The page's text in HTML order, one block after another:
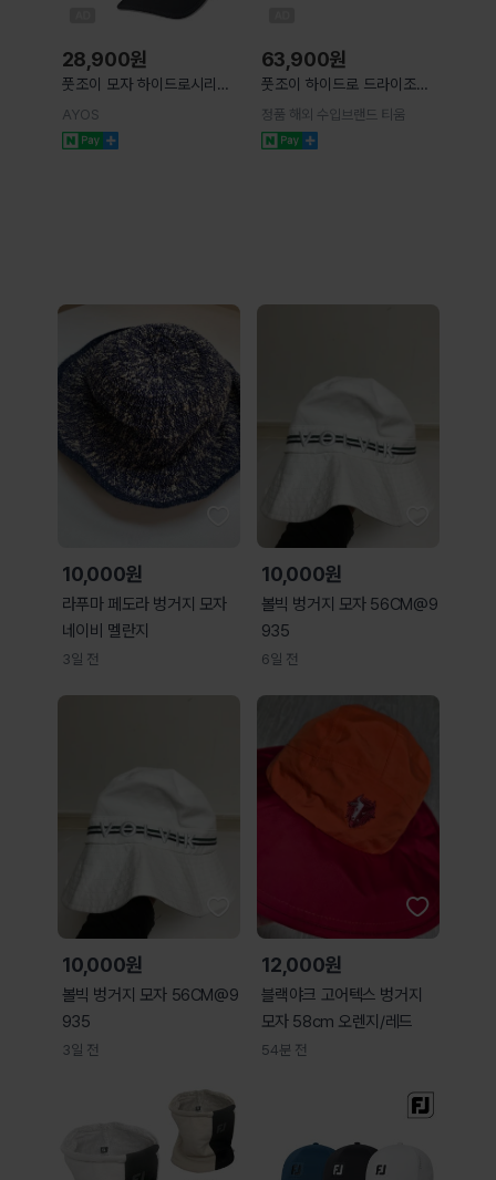
28,900원
풋조이 모자 하이드로시리즈
골프모자
AYOS
63,900원
풋조이 하이드로 드라이조이
버킷햇 골프 캡 모자
정품 해외 수입브랜드 티움
10,000원
라푸마 페도라 벙거지 모자
네이비 멜란지
3일 전
10,000원
볼빅 벙거지 모자 56CM@9
935
6일 전
10,000원
볼빅 벙거지 모자 56CM@9
935
3일 전
12,000원
블랙야크 고어텍스 벙거지
모자 58cm 오렌지/레드
54분 전